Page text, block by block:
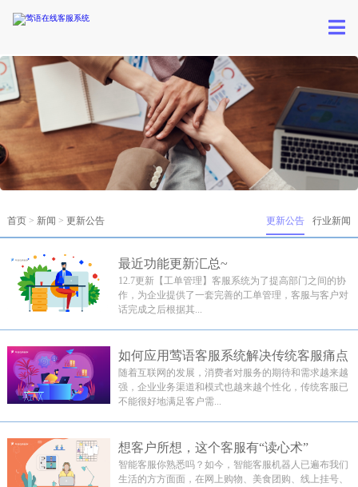
行业新闻
更新公告
首页> 新闻 > 更新公告
最近功能更新汇总~
12.7更新【工单管理】客服系统为了提高部门之间的协
作，为企业提供了一套完善的工单管理，客服与客户对
话完成之后根据其...
如何应用莺语客服系统解决传统客服痛点
随着互联网的发展，消费者对服务的期待和需求越来越
强，企业业务渠道和模式也越来越个性化，传统客服已
不能很好地满足客户需...
想客户所想，这个客服有“读心术”
智能客服你熟悉吗？如今，智能客服机器人已遍布我们
生活的方方面面，在网上购物、美食团购、线上挂号、